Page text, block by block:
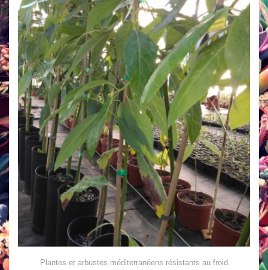
Plantes et arbustes méditerranéens résistants au froid